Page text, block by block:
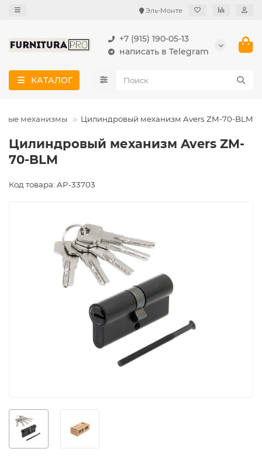
Эль-Монте
+7 (915) 190-05-13
написать в Telegram
КАТАЛОГ
механизмы Цилиндровый механизм Avers ZM-70-BLM
Цилиндровый механизм Avers ZM-
70-BLM
Код товара: AP-33703